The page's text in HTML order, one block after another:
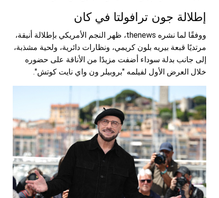
إطلالة جون ترافولتا في كان
ووفقًا لما نشره thenews، ظهر النجم الأمريكي بإطلالة أنيقة،
مرتديًا قبعة بيريه بلون كريمي، ونظارات دائرية، ولحية مشذبة،
إلى جانب بدلة سوداء أضفت مزيدًا من الأناقة على حضوره
خلال العرض الأول لفيلمه "بروبيلر ون واي نايت كوتش".